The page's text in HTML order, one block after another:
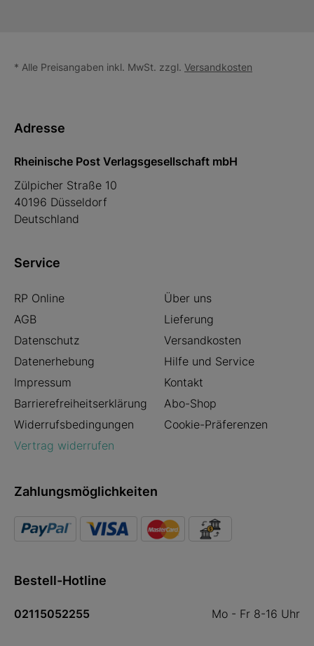
* Alle Preisangaben inkl. MwSt. zzgl. Versandkosten
Adresse
Rheinische Post Verlagsgesellschaft mbH
Zülpicher Straße 10
40196 Düsseldorf
Deutschland
Service
RP Online
Über uns
AGB
Lieferung
Datenschutz
Versandkosten
Datenerhebung
Hilfe und Service
Impressum
Kontakt
Barrierefreiheitserklärung
Abo-Shop
Widerrufsbedingungen
Cookie-Präferenzen
Vertrag widerrufen
Zahlungsmöglichkeiten
Bestell-Hotline
02115052255 Mo - Fr 8-16 Uhr